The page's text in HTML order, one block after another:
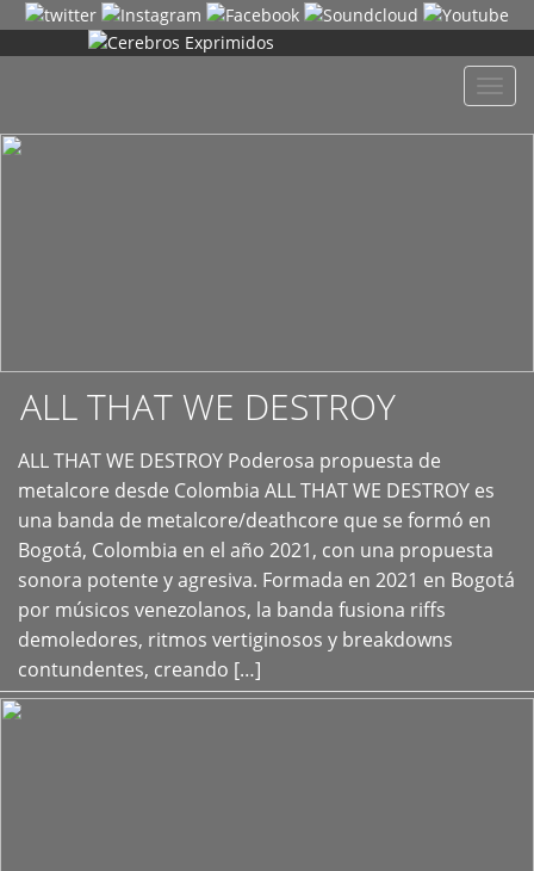
ALL THAT WE DESTROY
ALL THAT WE DESTROY Poderosa propuesta de
metalcore desde Colombia ALL THAT WE DESTROY es
una banda de metalcore/deathcore que se formó en
Bogotá, Colombia en el año 2021, con una propuesta
sonora potente y agresiva. Formada en 2021 en Bogotá
por músicos venezolanos, la banda fusiona riffs
demoledores, ritmos vertiginosos y breakdowns
contundentes, creando […]
+